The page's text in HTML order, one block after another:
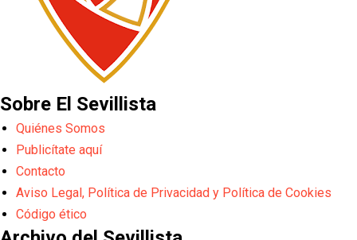
Sobre El Sevillista
Quiénes Somos
Publicítate aquí
Contacto
Aviso Legal, Política de Privacidad y Política de Cookies
Código ético